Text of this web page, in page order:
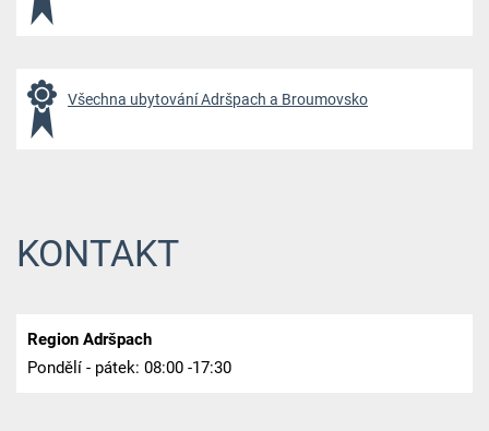
Všechna ubytování Adršpach a Broumovsko
KONTAKT
Region Adršpach
Pondělí - pátek: 08:00 -17:30